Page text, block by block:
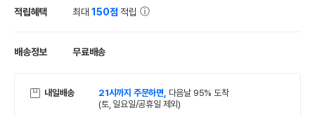
적립혜택 최대150점 적립
배송정보 무료배송
내일배송 21시까지 주문하면, 다음날 95% 도착
(토, 일요일/공휴일 제외)